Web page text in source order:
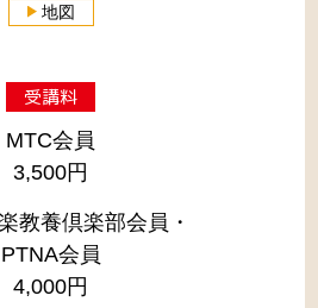
地図
受講料
MTC会員
3,500円
教養倶楽部会員・
PTNA会員
4,000円